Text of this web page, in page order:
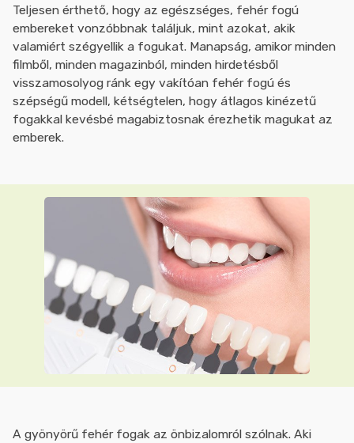
Teljesen érthető, hogy az egészséges, fehér fogú
embereket vonzóbbnak találjuk, mint azokat, akik
valamiért szégyellik a fogukat. Manapság, amikor minden
filmből, minden magazinból, minden hirdetésből
visszamosolyog ránk egy vakítóan fehér fogú és
szépségű modell, kétségtelen, hogy átlagos kinézetű
fogakkal kevésbé magabiztosnak érezhetik magukat az
emberek.
A gyönyörű fehér fogak az önbizalomról szólnak. Aki